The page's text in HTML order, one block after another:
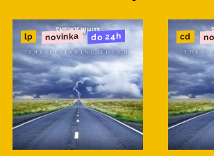
lp novinka do 24h cd